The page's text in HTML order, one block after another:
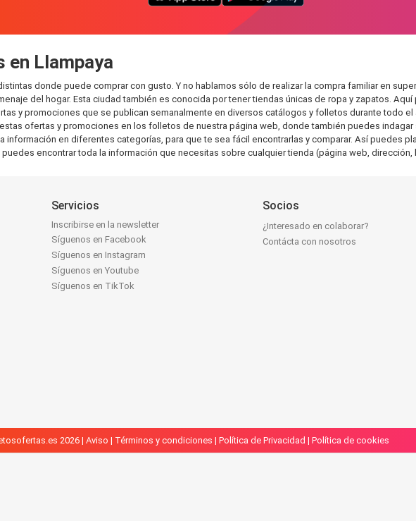
en Llampaya
donde puede comprar con gusto. Y no hablamos sólo de realizar la compra familiar en
del hogar. Esta ciudad también es conocida por tener tiendas únicas de ropa y zapatos.
y promociones que se publican semanalmente en diversos catálogos y folletos durante todo el
ofertas y promociones en los folletos de nuestra página web, donde también puedes
información en diferentes categorías, para que te sea fácil encontrarlas y comparar. Así puedes
puedes encontrar toda la información que necesitas sobre cualquier tienda (página web,
Servicios
Inscribirse en la newsletter
Síguenos en Facebook
Síguenos en Instagram
Síguenos en Youtube
Síguenos en TikTok
Socios
¿Interesado en colaborar?
Contácta con nosotros
2026 | Aviso | Términos y condiciones | Política de Privacidad | Política de cookies